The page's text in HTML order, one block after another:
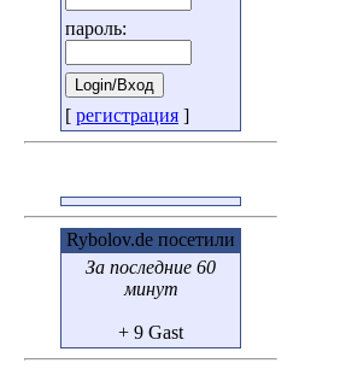
пароль:
[ регистрация ]
Rybolov.de посетили
За последние 60
минут
+ 9 Gast